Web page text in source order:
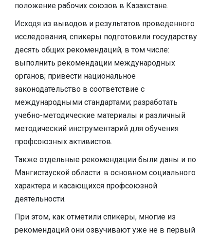
положение рабочих союзов в Казахстане.
Исходя из выводов и результатов проведенного
исследования, спикеры подготовили государству
десять общих рекомендаций, в том числе:
выполнить рекомендации международных
органов; привести национальное
законодательство в соответствие с
международными стандартами; разработать
учебно-методические материалы и различный
методический инструментарий для обучения
профсоюзных активистов.
Также отдельные рекомендации были даны и по
Мангистауской области: в основном социального
характера и касающихся профсоюзной
деятельности.
При этом, как отметили спикеры, многие из
рекомендаций они озвучивают уже не в первый